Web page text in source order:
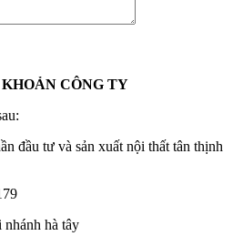
CÔNG TY
đầu tư và sản xuất nội thất tân thịnh
hà tây